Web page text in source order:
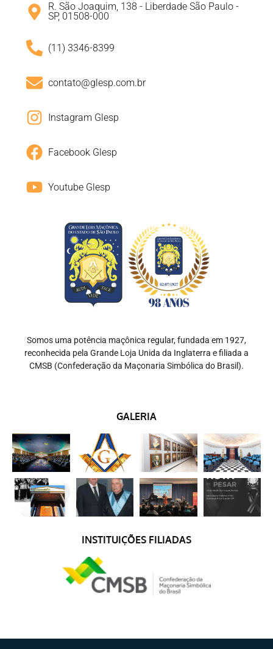
R. São Joaquim, 138 - Liberdade São Paulo -
SP, 01508-000
(11) 3346-8399
contato@glesp.com.br
Instagram Glesp
Facebook Glesp
Youtube Glesp
Somos uma potência maçônica regular, fundada em 1927,
reconhecida pela Grande Loja Unida da Inglaterra e filiada a
CMSB (Confederação da Maçonaria Simbólica do Brasil).
GALERIA
INSTITUIÇÕES FILIADAS